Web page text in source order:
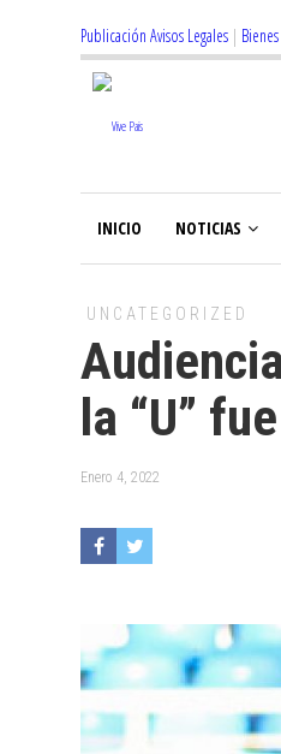
Publicación Avisos Legales |
INICIO NOTICIAS
UNCATEGORIZED
la “U”
Enero 4, 2022